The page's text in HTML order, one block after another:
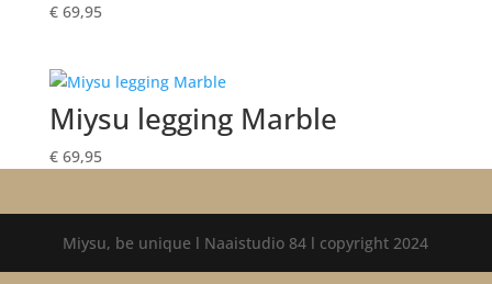
€69,95
Miysu legging Marble
€69,95
Miysu, be unique l Naaistudio 84 l copyright 2024